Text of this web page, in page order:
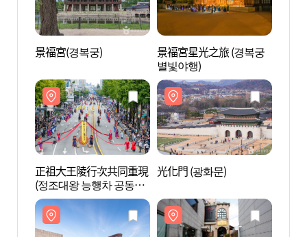
景福宮(경복궁)
景福宮星光之旅 (경복궁
별빛야행)
正祖大王陵行次共同重現
(정조대왕 능행차 공동재
현)
光化門 (광화문)